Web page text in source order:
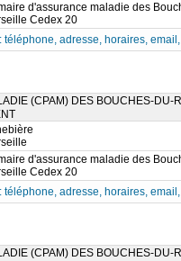
d'assurance maladie des
Cedex 20
téléphone, adresse, horaires,
(CPAM) DES BOUCHES-DU-
d'assurance maladie des
Cedex 20
téléphone, adresse, horaires,
(CPAM) DES BOUCHES-DU-